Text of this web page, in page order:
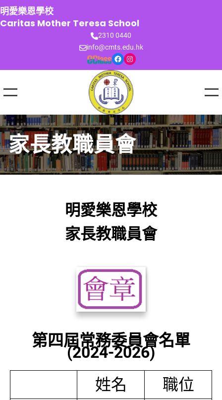
跳
至
主
明愛樂恩學校
Caritas Mother Teresa School
2310 0440
info@cmts.edu.hk
Facebook Instagram
家長教職員會
明愛樂恩學校
家長教職員會
第四屆常務委員會名單
(2024-2026)
姓名
職位